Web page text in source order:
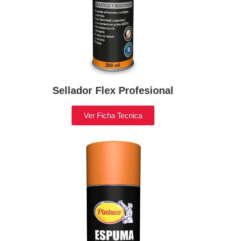
Sellador Flex Profesional
Ver Ficha Tecnica